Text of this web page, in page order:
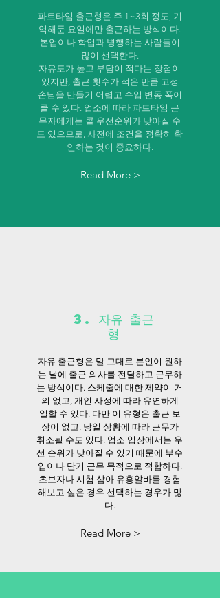
파트타임 출근형은 주 1~3회 정도, 기
억해둔 요일에만 출근하는 방식이다.
본업이나 학업과 병행하는 사람들이
많이 선택한다.
자유도가 높고 부담이 적다는 장점이
있지만, 출근 횟수가 적은 만큼 고정
손님을 만들기 어렵고 수입 변동 폭이
클 수 있다. 업소에 따라 파트타임 근
무자에게는 콜 우선순위가 낮아질 수
도 있으므로, 사전에 조건을 정확히 확
인하는 것이 중요하다.
Read More >
3. 자유 출근
형
자유 출근형은 말 그대로 본인이 원하
는 날에 출근 의사를 전달하고 근무하
는 방식이다. 스케줄에 대한 제약이 거
의 없고, 개인 사정에 따라 유연하게
일할 수 있다. 다만 이 유형은 출근 보
장이 없고, 당일 상황에 따라 근무가
취소될 수도 있다. 업소 입장에서는 우
선 순위가 낮아질 수 있기 때문에 부수
입이나 단기 근무 목적으로 적합하다.
초보자나 시험 삼아 유흥알바를 경험
해보고 싶은 경우 선택하는 경우가 많
다.
Read More >